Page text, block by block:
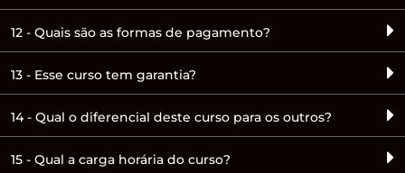
12 - Quais são as formas de pagamento?
13 - Esse curso tem garantia?
14 - Qual o diferencial deste curso para os outros?
15 - Qual a carga horária do curso?